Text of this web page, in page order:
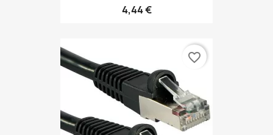
4,44 €
favorite_border